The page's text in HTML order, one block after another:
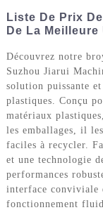
Liste De Prix
De La
Découvrez notre
Suzhou Jiarui
solution puissante
plastiques. Conçu
matériaux
les emballages, il
faciles à recycler.
et une technologie
performances
interface conviviale
fonctionnement